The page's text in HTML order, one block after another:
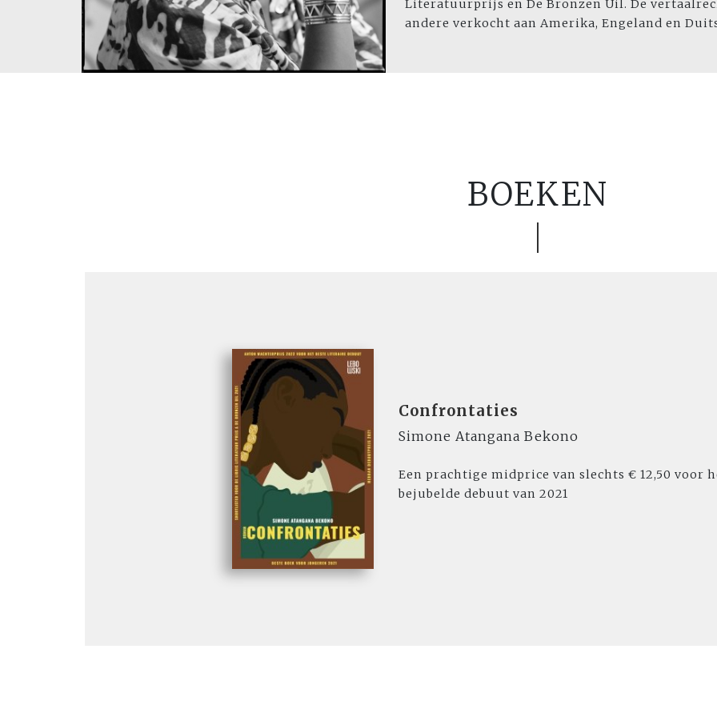
Literatuurprijs en De Bronzen Uil. De
andere verkocht aan Amerika, Engeland en
BOEKEN
Confrontaties
Simone Atangana Bekono
Een prachtige midprice van slechts € 12,50 voor
bejubelde debuut van 2021